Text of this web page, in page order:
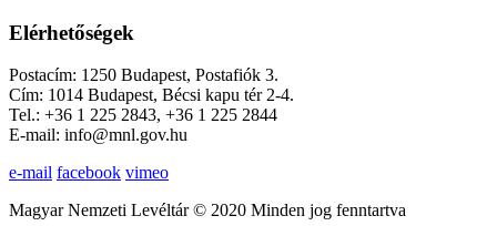
Elérhetőségek
Postacím: 1250 Budapest, Postafiók 3.
Cím: 1014 Budapest, Bécsi kapu tér 2-4.
Tel.: +36 1 225 2843, +36 1 225 2844
E-mail: info@mnl.gov.hu
e-mail facebook vimeo
Magyar Nemzeti Levéltár © 2020 Minden jog fenntartva